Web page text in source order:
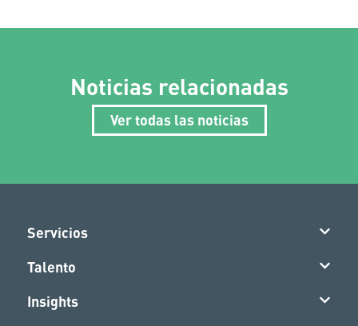
Noticias relacionadas
Ver todas las noticias
Servicios
Talento
Insights